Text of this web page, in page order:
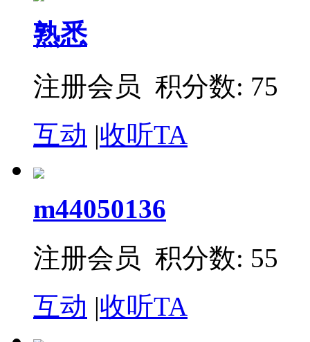
熟悉
注册会员 积分数: 75
互动 |收听TA
m44050136
注册会员 积分数: 55
互动 |收听TA